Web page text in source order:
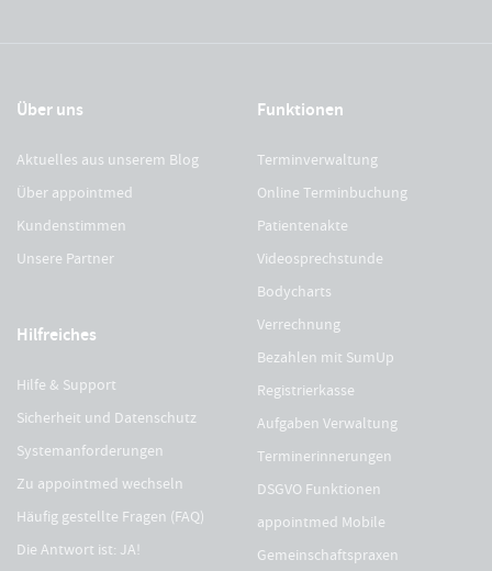
Über uns
Aktuelles aus unserem Blog
Über appointmed
Kundenstimmen
Unsere Partner
Hilfreiches
Hilfe & Support
Sicherheit und Datenschutz
Systemanforderungen
Zu appointmed wechseln
Häufig gestellte Fragen (FAQ)
Die Antwort ist: JA!
Funktionen
Terminverwaltung
Online Terminbuchung
Patientenakte
Videosprechstunde
Bodycharts
Verrechnung
Bezahlen mit SumUp
Registrierkasse
Aufgaben Verwaltung
Terminerinnerungen
DSGVO Funktionen
appointmed Mobile
Gemeinschaftspraxen